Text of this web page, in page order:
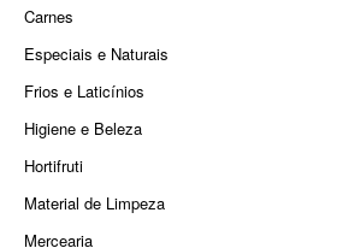
Carnes
Especiais e Naturais
Frios e Laticínios
Higiene e Beleza
Hortifruti
Material de Limpeza
Mercearia